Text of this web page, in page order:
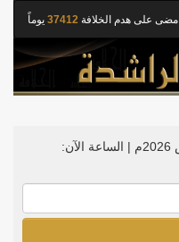
مضى على هدم الخلافة 37412 يوماً
الساعة الآن: